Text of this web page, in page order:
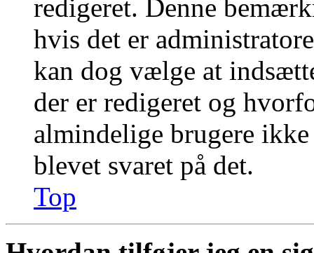
redigeret. Denne
hvis det er
kan dog vælge at
der er redigeret og
almindelige brugere
blevet svaret på det.
Top